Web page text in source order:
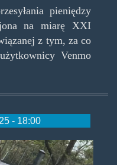
pieniędzy
na miarę XXI
z tym, za co
Venmo
- 18:00